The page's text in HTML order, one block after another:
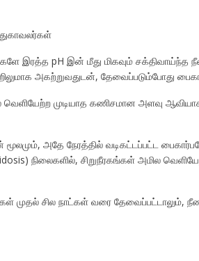
இரத்த pH இன் மீது மிகவும்
அகற்றுவதுடன், தேவைப்படும்போது
முடியாத கணிசமான அளவு
அதே நேரத்தில் வடிகட்டப்பட்ட
நிலைகளில், சிறுநீரகங்கள் அமில
முதல் சில நாட்கள் வரை தேவைப்பட்டாலும்,